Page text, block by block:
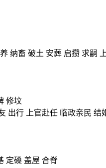
纳畜 破土 安葬 启攒 求嗣
修坟
出行 上官赴任 临政亲民
定磉 盖屋 合脊